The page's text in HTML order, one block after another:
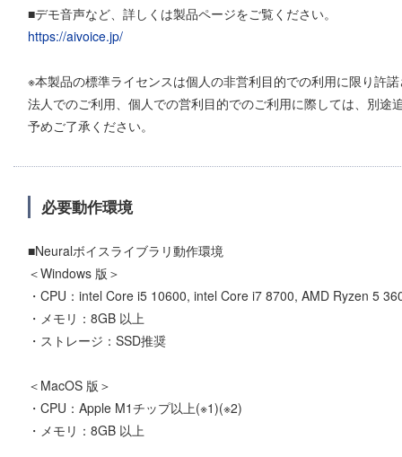
■デモ音声など、詳しくは製品ページをご覧ください。
https://aivoice.jp/
※本製品の標準ライセンスは個人の非営利目的での利用に限り許
法人でのご利用、個人での営利目的でのご利用に際しては、別途
予めご了承ください。
必要動作環境
■Neuralボイスライブラリ動作環境
＜Windows 版＞
・CPU：intel Core i5 10600, intel Core i7 8700, AMD Ryzen 5
・メモリ：8GB 以上
・ストレージ：SSD推奨
＜MacOS 版＞
・CPU：Apple M1チップ以上(※1)(※2)
・メモリ：8GB 以上